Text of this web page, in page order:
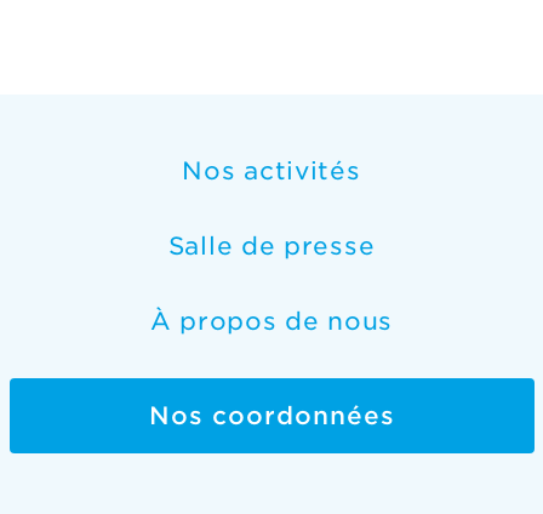
Nos activités
Salle de presse
À propos de nous
Nos coordonnées